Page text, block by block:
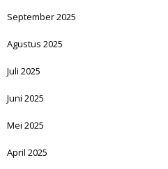
September 2025
Agustus 2025
Juli 2025
Juni 2025
Mei 2025
April 2025